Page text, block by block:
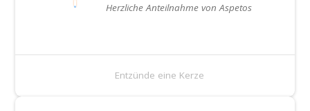
Herzliche Anteilnahme von Aspetos
Entzünde eine Kerze